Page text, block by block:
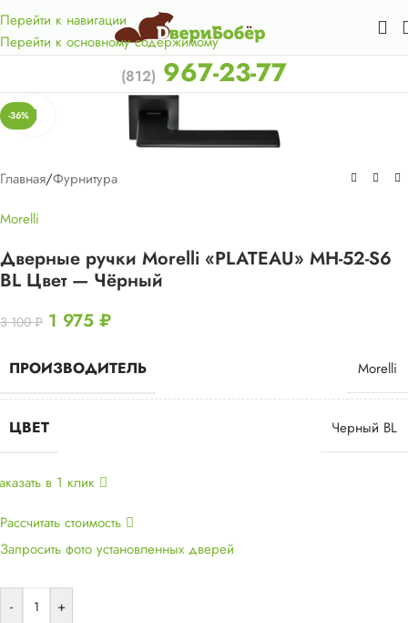
Перейти к навигации
Перейти к основному содержимому
км. от КАД.
(812) 967-23-77
-36% Нажмите, чтобы увеличить
Главная/Фурнитура
Morelli
Дверные ручки Morelli «PLATEAU» MH-52-S6
BL Цвет — Чёрный
3 100₽ 1 975 ₽
ПРОИЗВОДИТЕЛЬ Morelli
ЦВЕТ Черный BL
в 1 клик
Рассчитать стоимость
Запросить фото установленных дверей
- +